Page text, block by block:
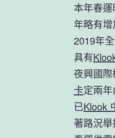
本年春
年略有
2019年
具有
夜興國
卡定兩
已Klook
著路況